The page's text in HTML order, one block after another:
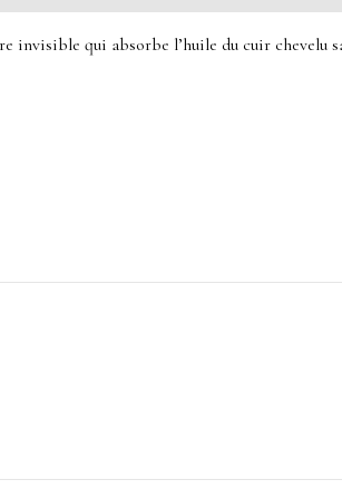
qui absorbe l’huile du cuir chevelu